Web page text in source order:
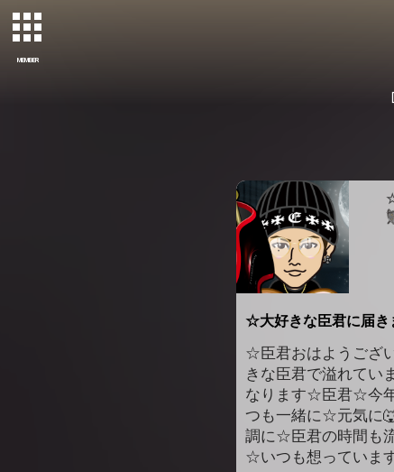
MEMBER
☆大好きな臣君に届
☆臣君おはようござ
きな臣君で溢れてい
なります☆臣君☆今
つも一緒に☆元気に
調に☆臣君の時間も
☆いつも想っていま